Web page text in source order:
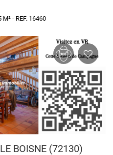
M² - REF. 16460
BOISNE (72130)